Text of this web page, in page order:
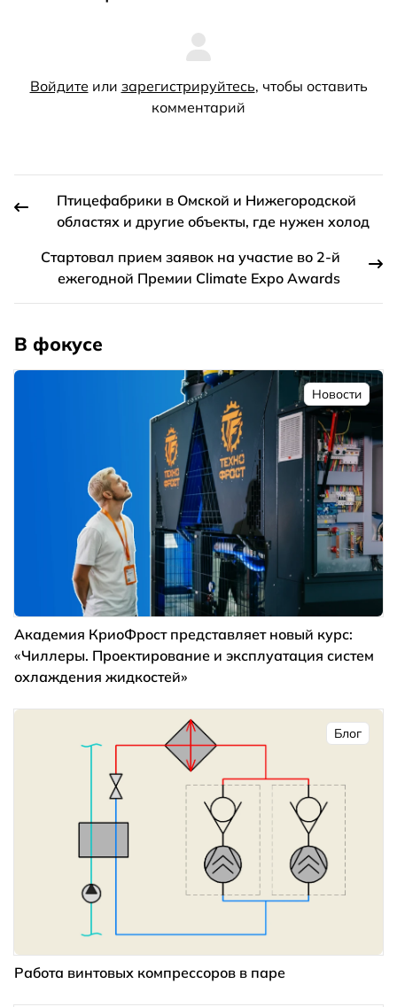
Войдите или зарегистрируйтесь, чтобы оставить
комментарий
Птицефабрики в Омской и Нижегородской
областях и другие объекты, где нужен холод
Стартовал прием заявок на участие во 2-й
ежегодной Премии Climate Expo Awards
В фокусе
Новости
Академия КриоФрост представляет новый курс:
«Чиллеры. Проектирование и эксплуатация систем
охлаждения жидкостей»
Блог
Работа винтовых компрессоров в паре